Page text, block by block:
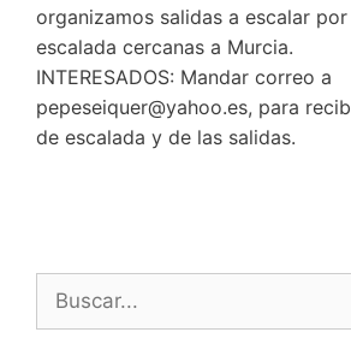
organizamos salidas a escalar
escalada cercanas a Murcia.
INTERESADOS: Mandar correo a
pepeseiquer@yahoo.es, para
de escalada y de las salidas.